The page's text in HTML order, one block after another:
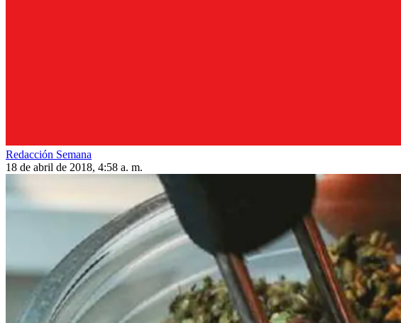
Redacción Semana
18 de abril de 2018, 4:58 a. m.